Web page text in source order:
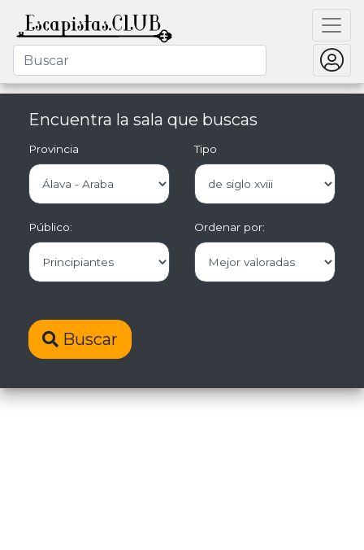
Encuentra la sala que buscas
Provincia Tipo
Público: Ordenar por:
Buscar